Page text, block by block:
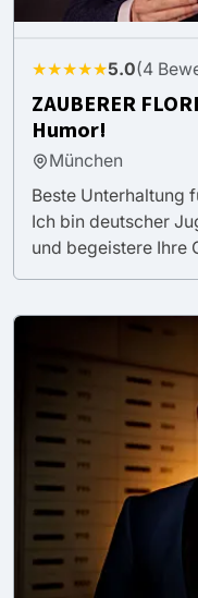
★★★★★5.0(4
ZAUBERER
Humor!
München
Beste Unterhaltung
Ich bin deutscher
und begeistere Ihre